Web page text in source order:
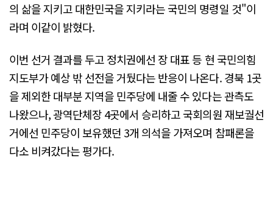
의 삶을 지키고 대한민국을 지키라는 국민의 명령일 것"이
라며 이같이 밝혔다.
이번 선거 결과를 두고 정치권에선 장 대표 등 현 국민의힘
지도부가 예상 밖 선전을 거뒀다는 반응이 나온다. 경북 1곳
을 제외한 대부분 지역을 민주당에 내줄 수 있다는 관측도
나왔으나, 광역단체장 4곳에서 승리하고 국회의원 재보궐선
거에선 민주당이 보유했던 3개 의석을 가져오며 참패론을
다소 비켜갔다는 평가다.